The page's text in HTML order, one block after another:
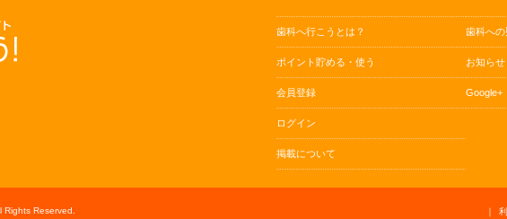
歯科へ行こうとは？
ポイント貯める・使う
会員登録
ログイン
掲載について
歯科へ
お知らせ
Google+
｜
Reserved.